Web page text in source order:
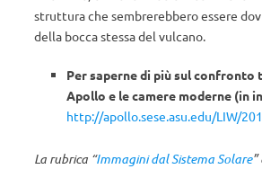
struttura che sembrerebbero essere
della bocca stessa del vulcano.
Per saperne di più sul confronto
Apollo e le camere moderne (in
http://apollo.sese.asu.edu/LIW/
La rubrica “Immagini dal Sistema Solare”